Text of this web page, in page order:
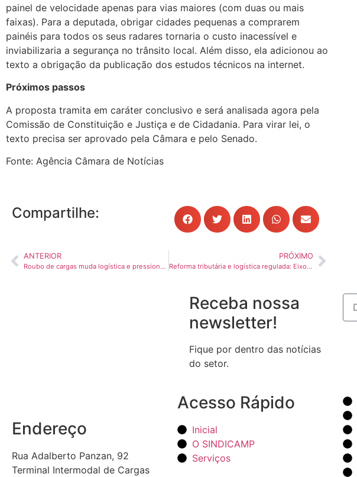
painel de velocidade apenas para vias maiores (com duas ou mais
faixas). Para a deputada, obrigar cidades pequenas a comprarem
painéis para todos os seus radares tornaria o custo inacessível e
inviabilizaria a segurança no trânsito local. Além disso, ela adicionou ao
texto a obrigação da publicação dos estudos técnicos na internet.
Próximos passos
A proposta tramita em caráter conclusivo e será analisada agora pela
Comissão de Constituição e Justiça e de Cidadania. Para virar lei, o
texto precisa ser aprovado pela Câmara e pelo Senado.
Fonte: Agência Câmara de Notícias
Compartilhe:
ANTERIOR
Roubo de cargas muda logística e pressiona frete no País
PRÓXIMO
Reforma tributária e logística regulada: Eixo estratégico da competitividade do Brasil
Receba nossa
newsletter!
Fique por dentro das notícias
do setor.
Endereço
Rua Adalberto Panzan, 92
Terminal Intermodal de Cargas
Acesso Rápido
Inicial
O SINDICAMP
Serviços